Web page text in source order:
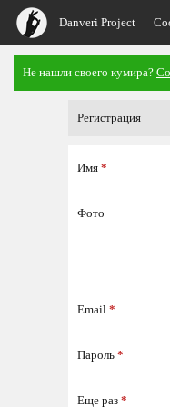
Danveri Project
Не нашли своего кумира?
Регистрация
Имя *
Фото
Email *
Пароль *
Еще раз *